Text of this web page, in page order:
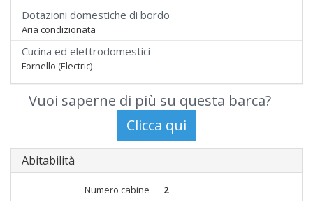
Dotazioni domestiche di bordo
Aria condizionata
Cucina ed elettrodomestici
Fornello (Electric)
Vuoi saperne di più su questa barca?
Abitabilità
Numero cabine
2